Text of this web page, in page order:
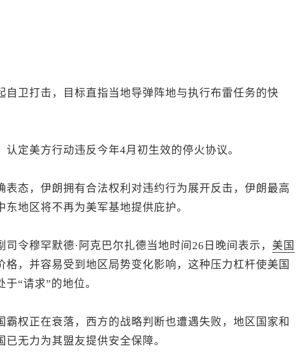
自卫打击，目标直指当地导弹阵地与执行布雷任务的快
定美方行动违反今年4月初生效的停火协议。
表态，伊朗拥有合法权利对违约行为展开反击，伊朗最高
地区将不再为美军基地提供庇护。
令穆罕默德·阿克巴尔扎德当地时间26日晚间表示， 美国
格，并容易受到地区局势变化影响，这种压力杠杆使美国
“请求”的地位。
霸权正在衰落，西方的战略判断也遭遇失败，地区国家和
无力为其盟友提供安全保障。